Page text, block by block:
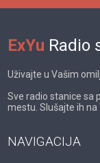
ExYu Radio
Uživajte u Vašim
Sve radio stanice sa
mestu. Slušajte ih
NAVIGACIJA